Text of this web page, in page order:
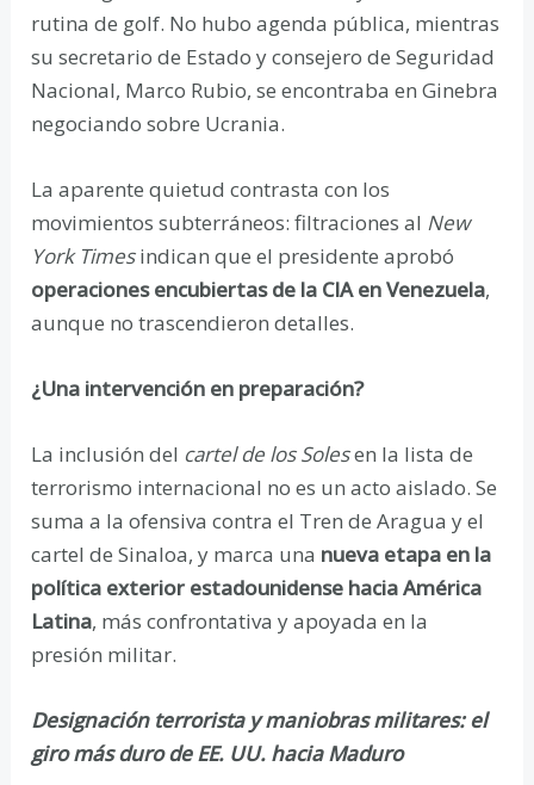
rutina de golf. No hubo agenda pública, mientras
su secretario de Estado y consejero de Seguridad
Nacional, Marco Rubio, se encontraba en Ginebra
negociando sobre Ucrania.
La aparente quietud contrasta con los
movimientos subterráneos: filtraciones al New
York Timesindican que el presidente aprobó
operaciones encubiertas de la CIA en Venezuela,
aunque no trascendieron detalles.
¿Una intervención en preparación?
La inclusión del cartel de los Solesen la lista de
terrorismo internacional no es un acto aislado. Se
suma a la ofensiva contra el Tren de Aragua y el
cartel de Sinaloa, y marca una nueva etapa en la
política exterior estadounidense hacia América
Latina, más confrontativa y apoyada en la
presión militar.
Designación terrorista y maniobras militares: el
giro más duro de EE. UU. hacia Maduro